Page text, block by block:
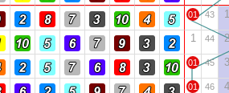
01 43 1
1 44 2
01 45 3
01 46 4